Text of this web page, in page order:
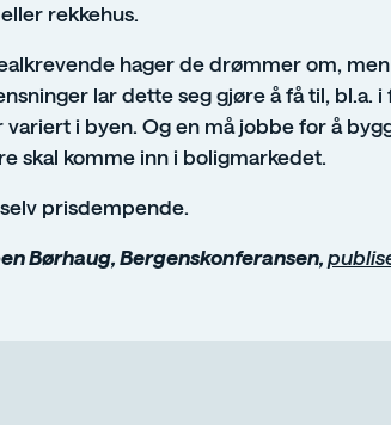
rekkehus.
hager de drømmer om,
lar dette seg gjøre å få til, bl.a. i
i byen. Og en må jobbe for å
skal komme inn i boligmarkedet.
prisdempende.
Børhaug, Bergenskonferansen,